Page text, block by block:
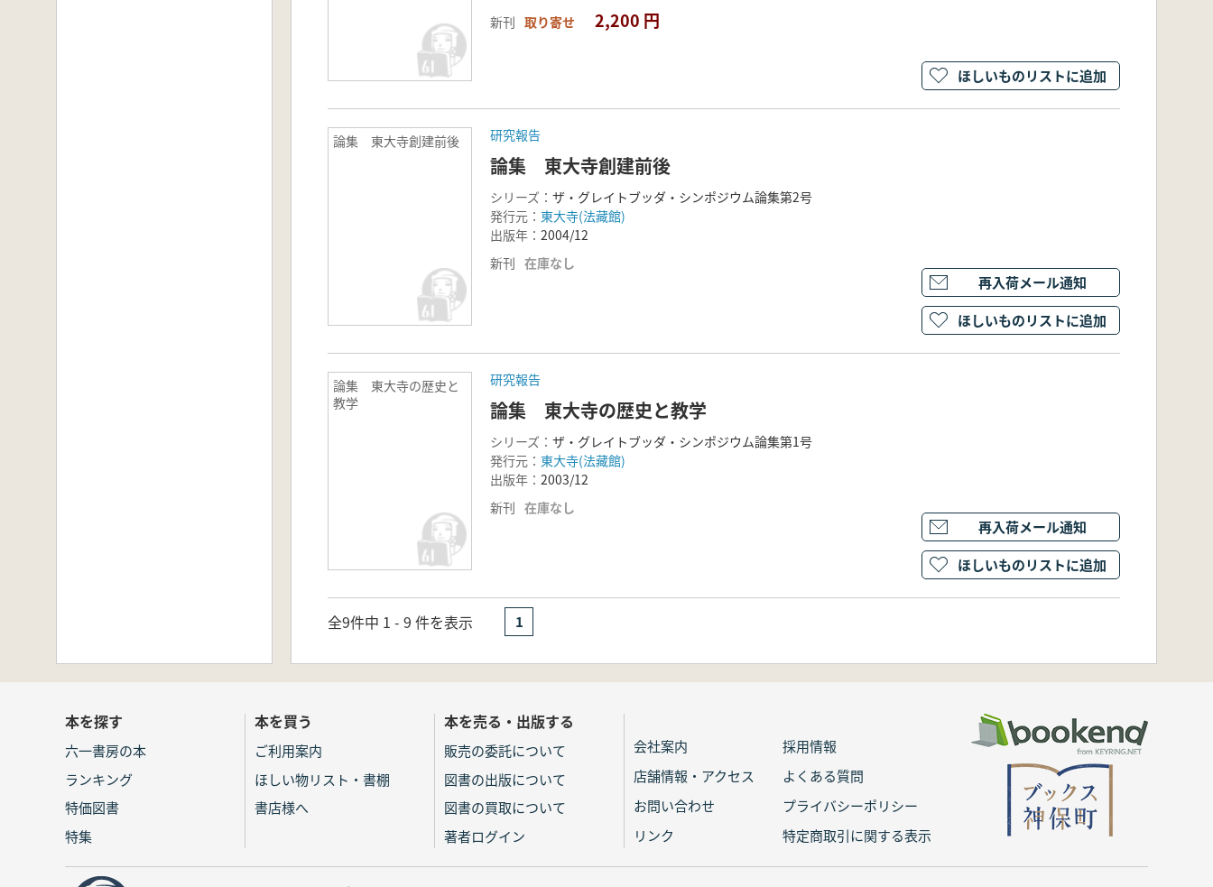
新刊 取り寄せ 2,200 円
ほしいものリストに追加
論集 東大寺創建前後 研究報告
論集 東大寺創建前後
シリーズ： ザ・グレイトブッダ・シンポジウム論集第2号
発行元： 東大寺(法藏館)
出版年： 2004/12
新刊 在庫なし
再入荷メール通知
ほしいものリストに追加
論集 東大寺の歴史と
教学
研究報告
論集 東大寺の歴史と教学
シリーズ： ザ・グレイトブッダ・シンポジウム論集第1号
発行元： 東大寺(法藏館)
出版年： 2003/12
新刊 在庫なし
再入荷メール通知
ほしいものリストに追加
全9件中 1 - 9 件を表示 1
本を探す
六一書房の本
ランキング
特価図書
特集
本を買う
ご利用案内
ほしい物リスト・書棚
書店様へ
本を売る・出版する
販売の委託について
図書の出版について
図書の買取について
著者ログイン
会社案内
採用情報
店舗情報・アクセス
よくある質問
お問い合わせ
プライバシーポリシー
リンク
特定商取引に関する表示